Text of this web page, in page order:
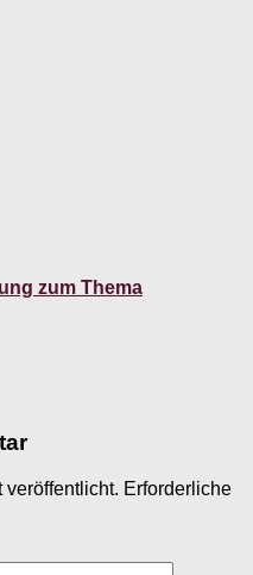
zum Thema
veröffentlicht. Erforderliche